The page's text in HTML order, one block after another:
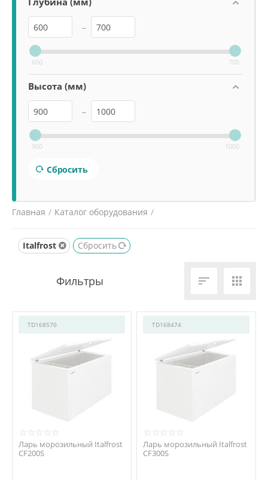
–
600 700
Высота (мм)
–
900 1000
Сбросить
Главная / Каталог оборудования /
Лари морозильные
Italfrost Сбросить
 
TD168570
Ларь морозильный Italfrost
CF200S
TD168474
Ларь морозильный Italfrost
CF300S